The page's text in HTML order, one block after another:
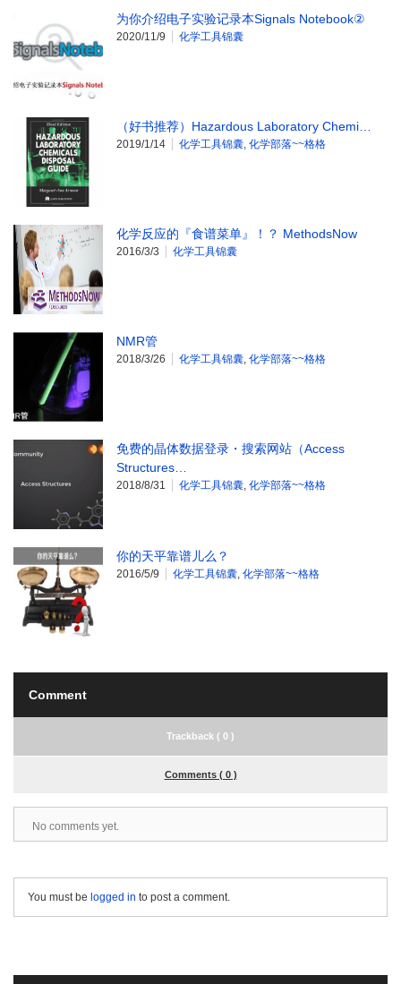
为你介绍电子实验记录本Signals Notebook②
2020/11/9 化学工具锦囊
（好书推荐）Hazardous Laboratory Chemi…
2019/1/14 化学工具锦囊, 化学部落~~格格
化学反应的『食谱菜单』！？ MethodsNow
2016/3/3 化学工具锦囊
NMR管
2018/3/26 化学工具锦囊, 化学部落~~格格
免费的晶体数据登录・搜索网站（Access
Structures…
2018/8/31 化学工具锦囊, 化学部落~~格格
你的天平靠谱儿么？
2016/5/9 化学工具锦囊, 化学部落~~格格
Comment
Trackback ( 0 )
Comments ( 0 )
No comments yet.
You must be logged in to post a comment.